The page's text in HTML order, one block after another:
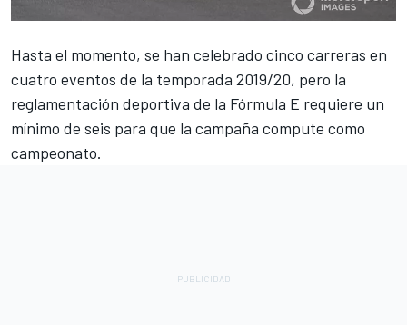
Hasta el momento, se han celebrado cinco carreras en
cuatro eventos de la temporada 2019/20, pero la
reglamentación deportiva de la Fórmula E requiere un
mínimo de seis para que la campaña compute como
campeonato.